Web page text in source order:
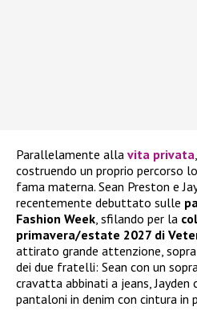
Parallelamente alla vita privata
costruendo un proprio percorso
fama materna. Sean Preston e
recentemente debuttato sulle
Fashion Week, sfilando per la
primavera/estate 2027 di
attirato grande attenzione,
dei due fratelli: Sean con un
cravatta abbinati a jeans, Jayden
pantaloni in denim con cintura in